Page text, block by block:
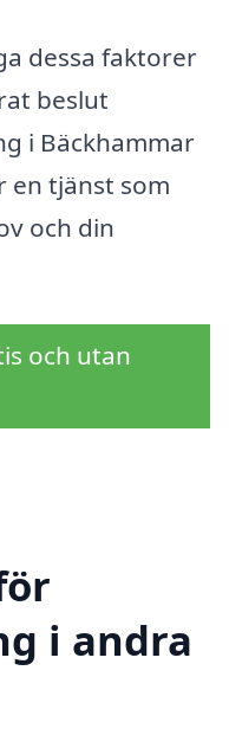
dessa faktorer
beslut
i Bäckhammar
en tjänst som
och din
och utan
i andra